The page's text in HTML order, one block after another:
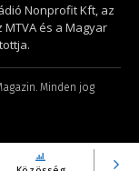
Nonprofit Kft, az
és a Magyar
Minden jog